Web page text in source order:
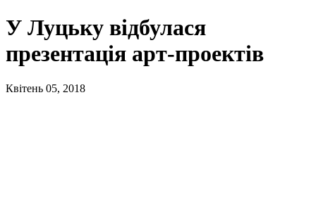
У Луцьку відбулася
презентація арт-проектів
Квітень 05, 2018